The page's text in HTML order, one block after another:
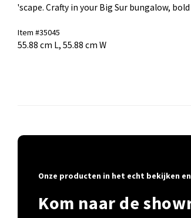
'scape. Crafty in your Big Sur bungalow,
Item #35045
55.88 cm L, 55.88 cm W
Onze producten in het echt bekijken
Kom naar de